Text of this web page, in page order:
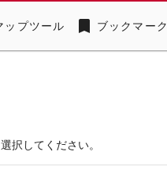
ップツール bookmark ブックマーク
択してください。